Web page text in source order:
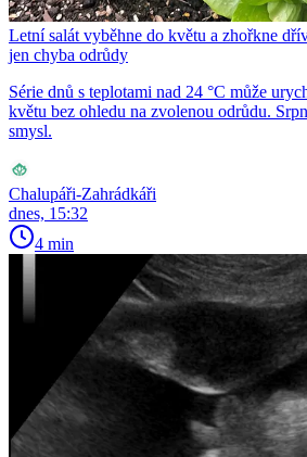
Letní salát vyběhne do květu a zhořkne
jen chyba odrůdy
Série dnů s teplotami nad 24 °C může
květu bez ohledu na zvolenou odrůdu.
smysl.
Chalupáři-Zahrádkáři
dnes, 15:32
4 min